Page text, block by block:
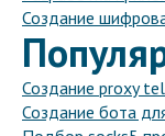
Создание
Создание proxy
Создание бота